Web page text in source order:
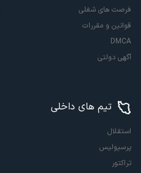
فرصت های شغلی
قوانین و مقررات
DMCA
آگهی دولتی
تیم های داخلی
استقلال
پرسپولیس
تراکتور